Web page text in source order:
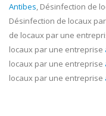
Antibes, Désinfection de
Désinfection de locaux
de locaux par une
locaux par une entreprise
locaux par une entreprise
locaux par une entreprise